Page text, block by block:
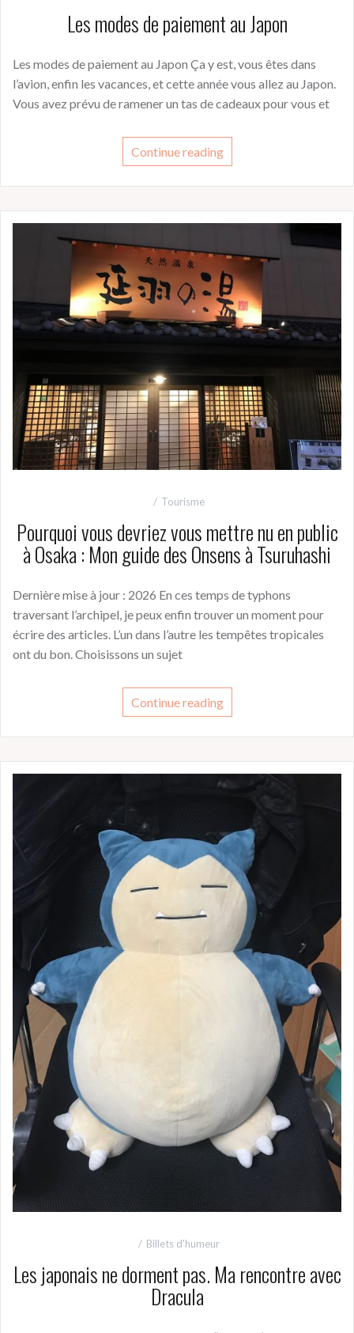
Les modes de paiement au Japon
Les modes de paiement au Japon Ça y est, vous êtes dans
l’avion, enfin les vacances, et cette année vous allez au Japon.
Vous avez prévu de ramener un tas de cadeaux pour vous et
Continue reading
Tourisme
Pourquoi vous devriez vous mettre nu en public
à Osaka : Mon guide des Onsens à Tsuruhashi
Dernière mise à jour : 2026 En ces temps de typhons
traversant l’archipel, je peux enfin trouver un moment pour
écrire des articles. L’un dans l’autre les tempêtes tropicales
ont du bon. Choisissons un sujet
Continue reading
Billets d'humeur
Les japonais ne dorment pas. Ma rencontre avec
Dracula